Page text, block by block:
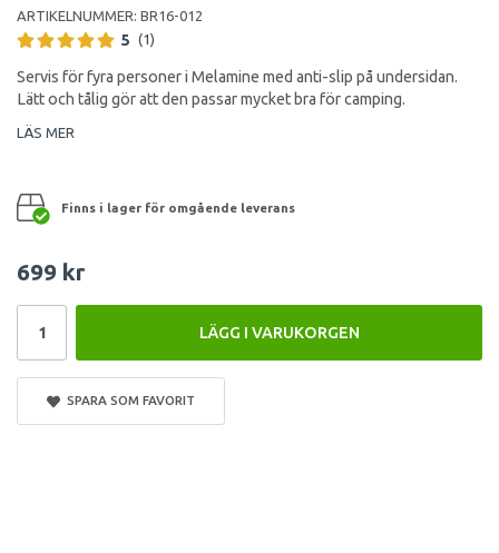
ARTIKELNUMMER: BR16-012
5 (1)
Servis för fyra personer i Melamine med anti-slip på undersidan.
Lätt och tålig gör att den passar mycket bra för camping.
LÄS MER
Finns i lager för omgående leverans
699 kr
LÄGG I VARUKORGEN
SPARA SOM FAVORIT